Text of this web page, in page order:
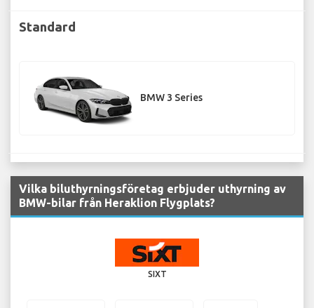
Standard
BMW 3 Series
Vilka biluthyrningsföretag erbjuder uthyrning av
BMW-bilar från Heraklion Flygplats?
SIXT